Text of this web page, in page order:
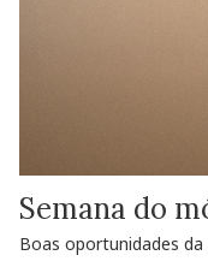
Semana do
Boas oportunidades